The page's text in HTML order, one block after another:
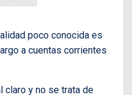
poco conocida es
a cuentas corrientes
claro y no se trata de